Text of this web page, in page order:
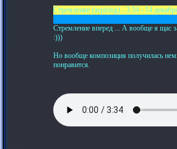
Стремление (aspiring) - 3:34 - 14
Стремление вперед ... А вообще я щас
:)))
Но вообще композиция получилась
понравится.